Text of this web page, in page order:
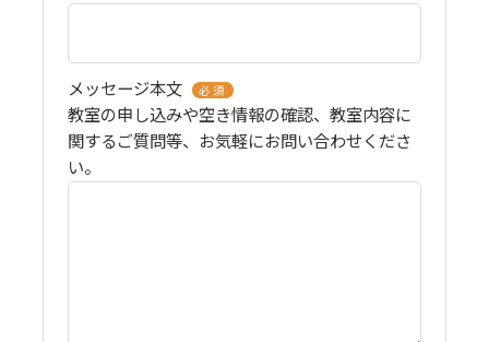
メッセージ本文 必須
教室の申し込みや空き情報の確認、教室内容に
関するご質問等、お気軽にお問い合わせくださ
い。